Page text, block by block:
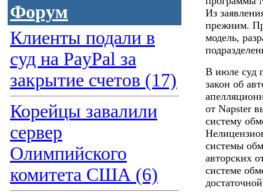
Форум
Клиенты подали в
суд на PayPal за
закрытие счетов (17)
Корейцы завалили
сервер
Олимпийского
комитета США (6)
Из
прежним.
модель,
В июле суд
закон об
от Napster
систему
системы
авторских
системе